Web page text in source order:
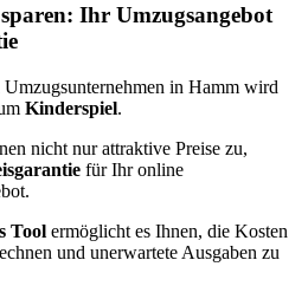
Ihr Umzugsangebot
in Hamm wird
Kinderspiel.
nicht nur attraktive Preise zu,
für Ihr online
Tool ermöglicht es Ihnen, die Kosten
und unerwartete Ausgaben zu